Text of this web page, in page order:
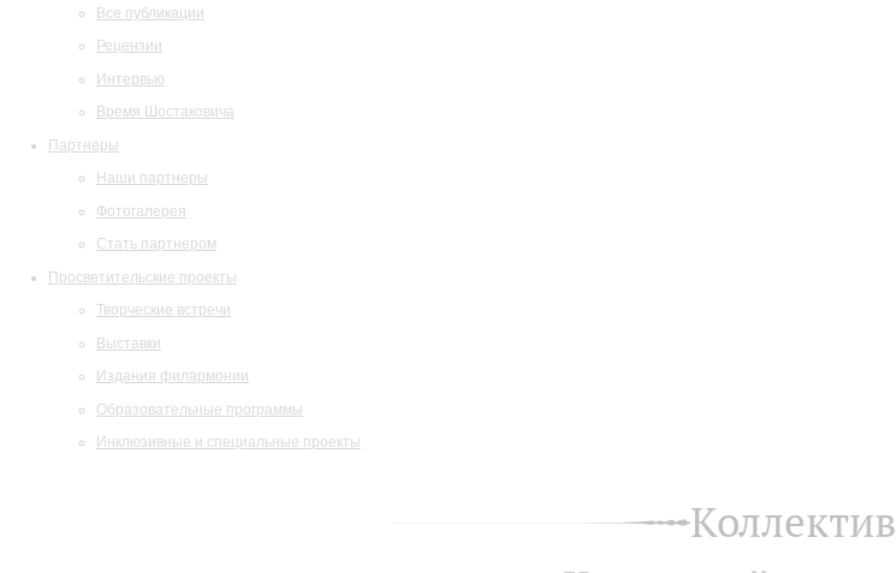
Все публикации
Рецензии
Интервью
Время Шостаковича
Партнеры
Наши партнеры
Фотогалерея
Стать партнером
Просветительские проекты
Творческие встречи
Выставки
Издания филармонии
Образовательные программы
Инклюзивные и специальные проекты